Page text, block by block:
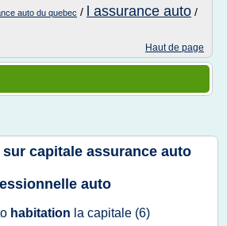
auto du quebec / l assurance auto /
Haut de page
sur capitale assurance auto
auto
habitation la capitale (6)